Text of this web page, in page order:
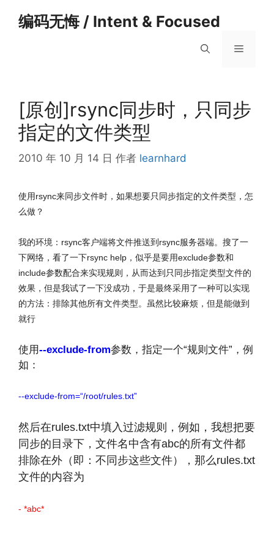
编码无悔 / Intent & Focused
菜
[原创]rsync同步时，只同步
指定的文件类型
2010 年 10 月 14 日 作者 learnhard
使用rsync来同步文件时，如果想要只同步指定的文件类型，怎
么做？
我的环境：rsync客户端将文件推送到rsync服务器端。搜了一
下网络，看了一下rsync help，似乎是要用exclude参数和
include参数配合来实现规则，从而达到只同步指定类型文件的
效果，但是我试了一下没成功，于是最终采用了一种可以实现
的方法：排除其他所有文件类型。虽然比较麻烦，但是能做到
就行
使用--exclude-from参数，指定一个“规则文件”，例
如：
--exclude-from=“/root/rules.txt”
然后在rules.txt中填入过滤规则，例如，我想把要
同步的目录下，文件名中含有abc的所有文件都
排除在外（即：不同步这些文件），那么rules.txt
文件的内容为
- *abc*